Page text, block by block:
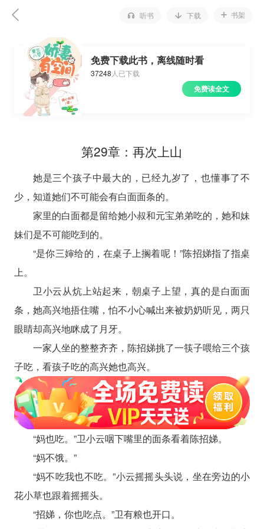
听书 下载 书架
免费下载此书，离线随时看
37248 人已下载
免费读全文
第29章：再次上山
她是三个孩子中最大的，已经九岁了，也懂事了不
少，知道她们不可能会有白面面条的。
家里的白面都是留给她小叔和元宝弟弟吃的，她和妹
妹们是不可能吃到的。
“是你三婶给的，在桌子上搁着呢！”陈招娣指了指桌
上。
卫小云从炕上站起来，朝桌子上望，真的是白面面
条，她高兴地捂住嘴，怕不小心喊出来被奶奶听见，两只
眼睛却高兴地眯成了月牙。
一家人坐的整整齐齐，陈招娣挑了一筷子喂给三个孩
子吃，看孩子吃的高兴她也高兴。
“妈也吃。”卫小云咽下嘴里的面条看着陈招娣。
“妈不饿。”
“妈不吃我也不吃。”小云摇摇头头说，坐在旁边的小
花小草也跟着摇摇头。
“招娣，你也吃点。”卫有粮也开口。